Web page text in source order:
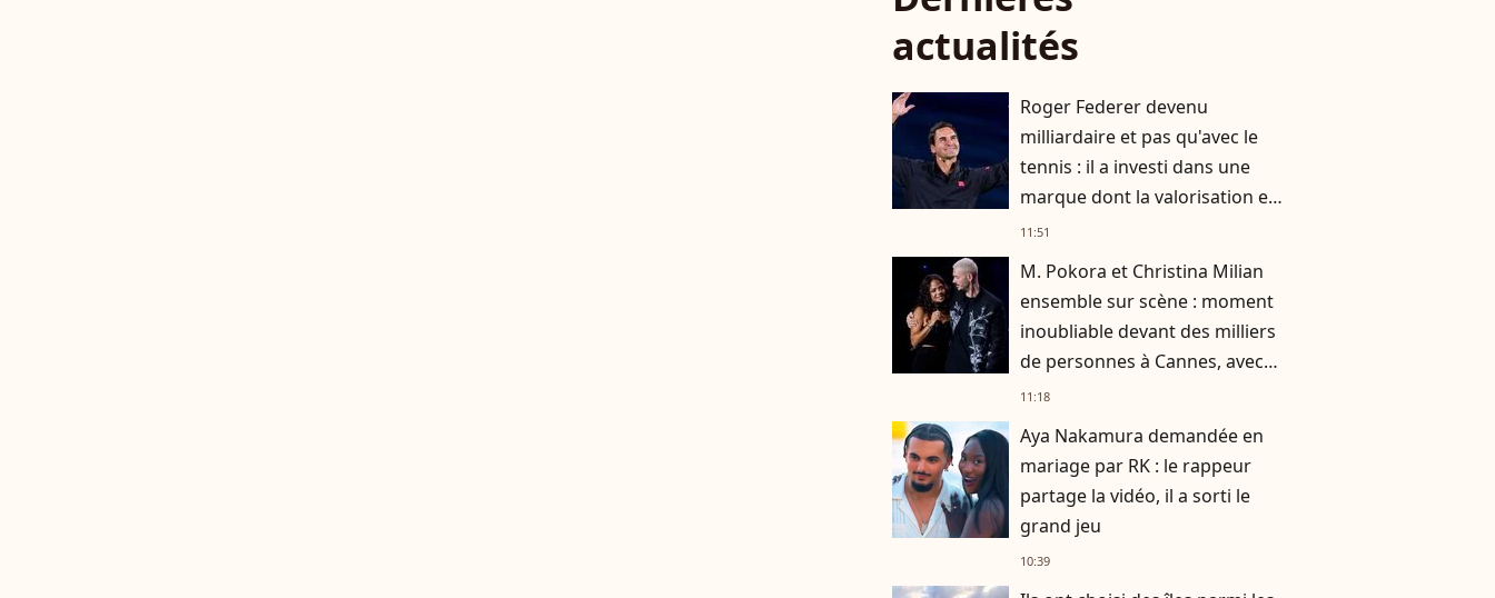
actualités
Roger Federer devenu
milliardaire et pas qu'avec le
tennis : il a investi dans une
marque dont la valorisation est
exponentielle
11:51
M. Pokora et Christina Milian
ensemble sur scène : moment
inoubliable devant des milliers
de personnes à Cannes, avec
un grand nom de la musique
11:18
Aya Nakamura demandée en
mariage par RK : le rappeur
partage la vidéo, il a sorti le
grand jeu
10:39